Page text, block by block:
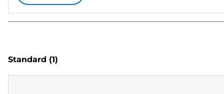
Standard (1)